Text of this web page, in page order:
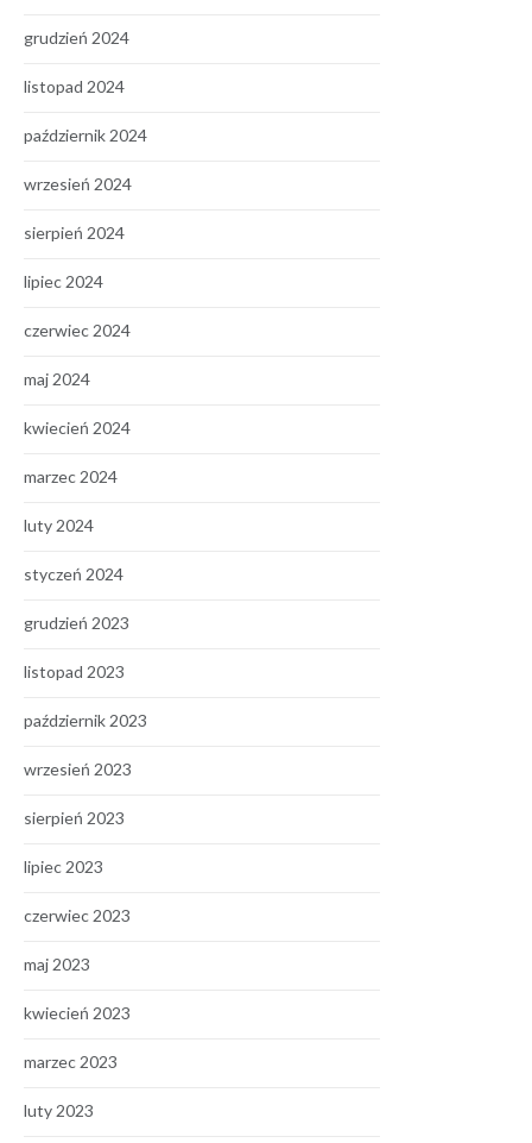
grudzień 2024
listopad 2024
październik 2024
wrzesień 2024
sierpień 2024
lipiec 2024
czerwiec 2024
maj 2024
kwiecień 2024
marzec 2024
luty 2024
styczeń 2024
grudzień 2023
listopad 2023
październik 2023
wrzesień 2023
sierpień 2023
lipiec 2023
czerwiec 2023
maj 2023
kwiecień 2023
marzec 2023
luty 2023